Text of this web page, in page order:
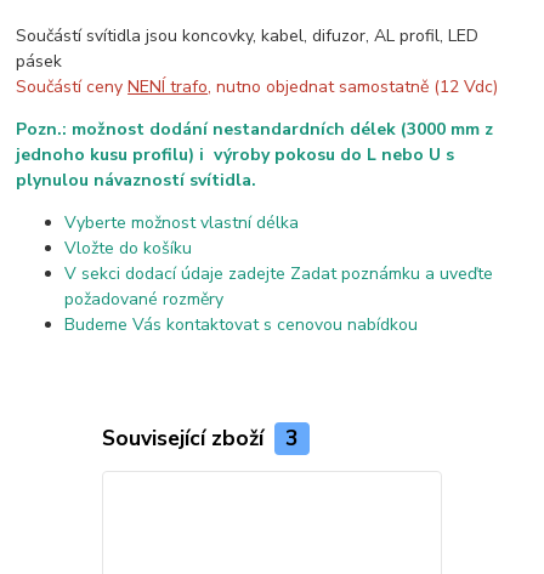
Součástí svítidla jsou koncovky, kabel, difuzor, AL profil, LED
pásek
Součástí cenyNENÍ trafo, nutno objednat samostatně (12 Vdc)
Pozn.: možnost dodání nestandardních délek (3000 mm z
jednoho kusu profilu) i výroby pokosu do L nebo U s
plynulou návazností svítidla.
Vyberte možnost vlastní délka
Vložte do košíku
V sekci dodací údaje zadejte Zadat poznámku a uveďte
požadované rozměry
Budeme Vás kontaktovat s cenovou nabídkou
Související zboží 3